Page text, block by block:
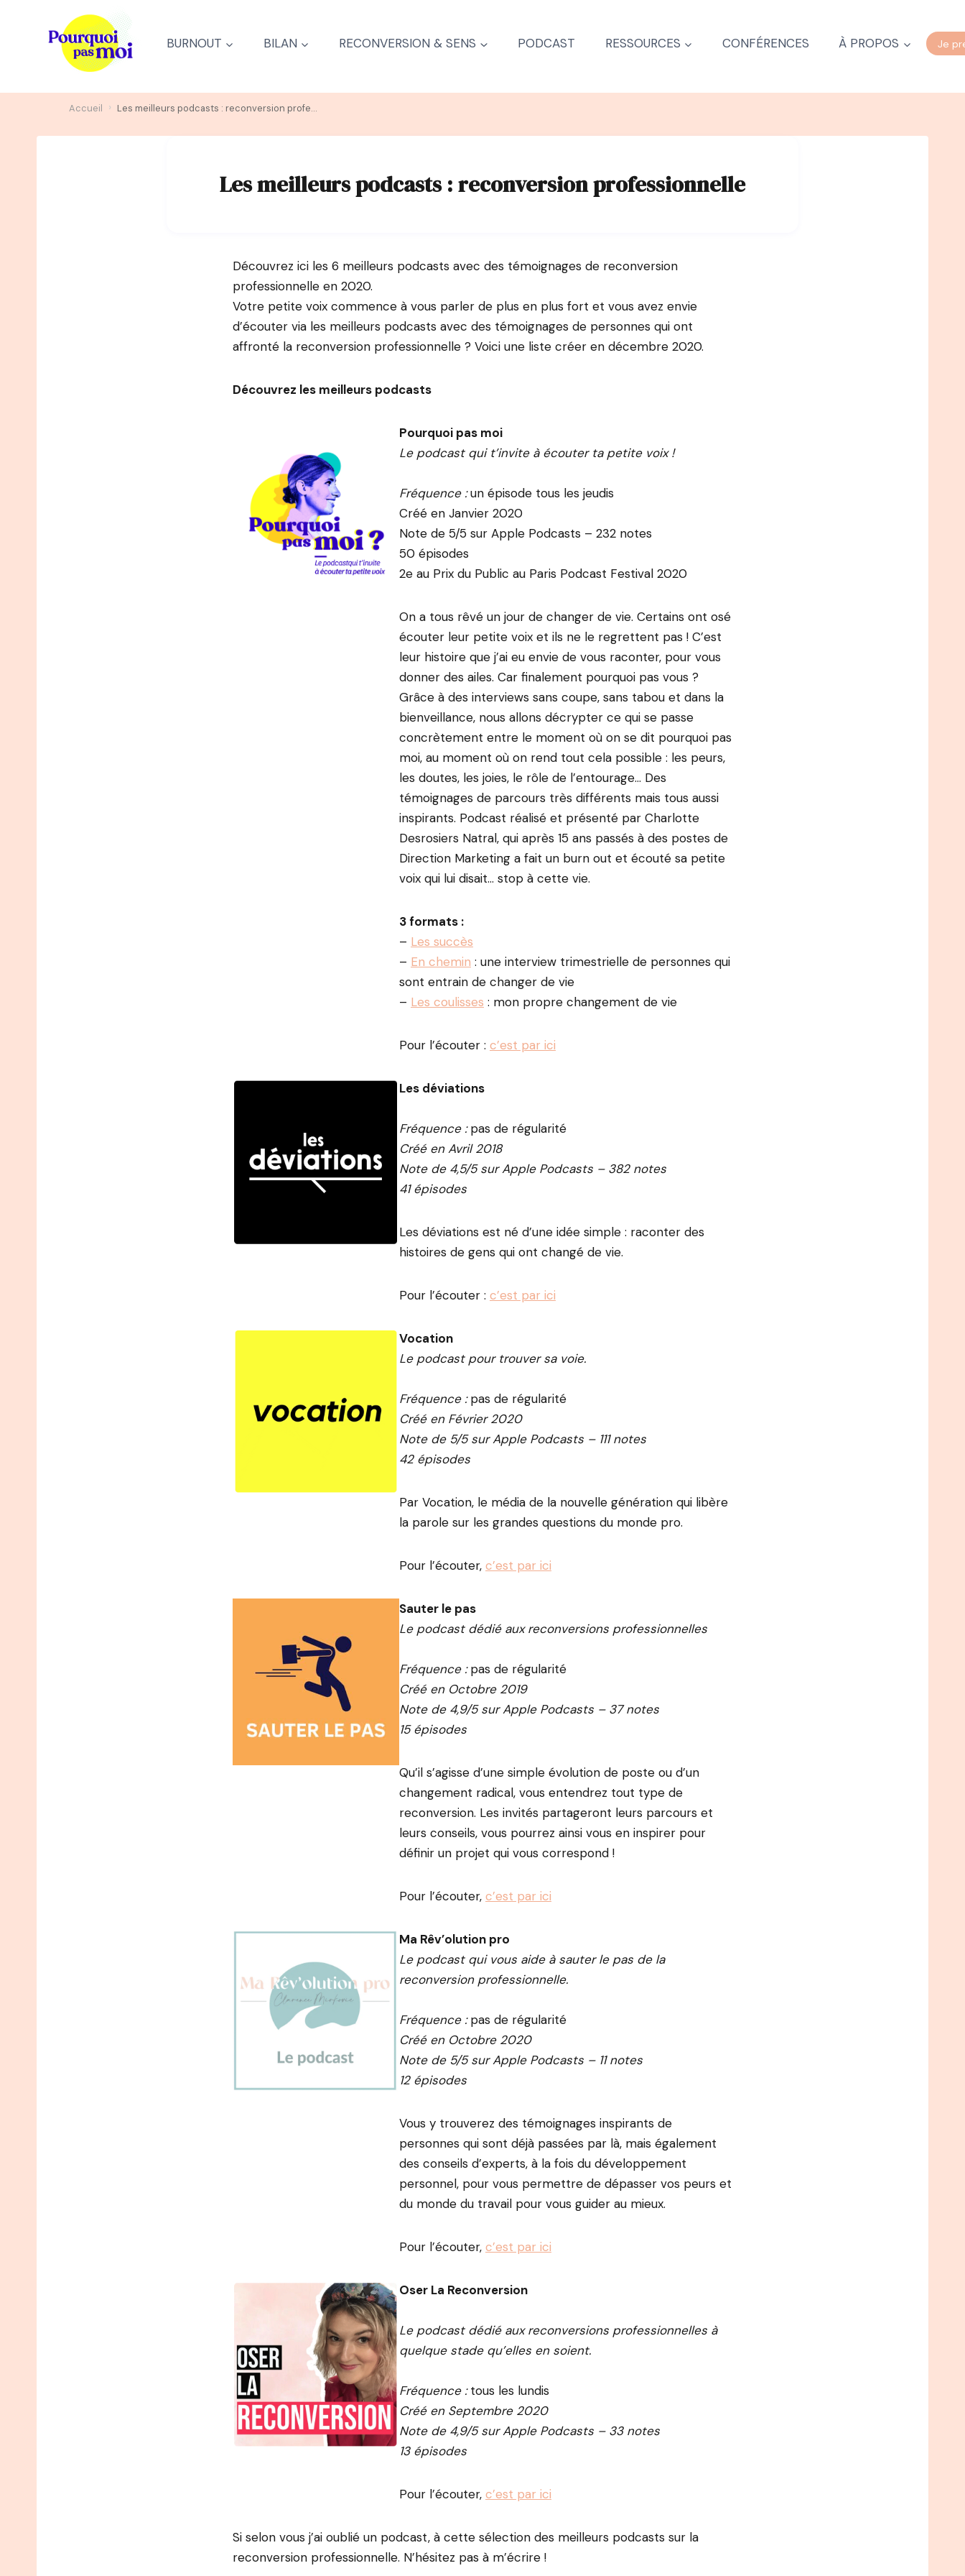
BURNOUT BILAN RECONVERSION & SENS PODCAST RESSOURCES CONFÉRENCES À PROPOS Je
Accueil › Les meilleurs podcasts : reconversion professionnelle
Les meilleurs podcasts : reconversion professionnelle
Découvrez ici les 6 meilleurs podcasts avec des témoignages de reconversion
professionnelle en 2020.
Votre petite voix commence à vous parler de plus en plus fort et vous avez envie
d’écouter via les meilleurs podcasts avec des témoignages de personnes qui ont
affronté la reconversion professionnelle ? Voici une liste créer en décembre 2020.
Découvrez les meilleurs podcasts
Pourquoi pas moi
Le podcast qui t’invite à écouter ta petite voix !
Fréquence :un épisode tous les jeudis
Créé en Janvier 2020
Note de 5/5 sur Apple Podcasts – 232 notes
50 épisodes
2e au Prix du Public au Paris Podcast Festival 2020
On a tous rêvé un jour de changer de vie. Certains ont osé
écouter leur petite voix et ils ne le regrettent pas ! C’est
leur histoire que j’ai eu envie de vous raconter, pour vous
donner des ailes. Car finalement pourquoi pas vous ?
Grâce à des interviews sans coupe, sans tabou et dans la
bienveillance, nous allons décrypter ce qui se passe
concrètement entre le moment où on se dit pourquoi pas
moi, au moment où on rend tout cela possible : les peurs,
les doutes, les joies, le rôle de l’entourage… Des
témoignages de parcours très différents mais tous aussi
inspirants. Podcast réalisé et présenté par Charlotte
Desrosiers Natral, qui après 15 ans passés à des postes de
Direction Marketing a fait un burn out et écouté sa petite
voix qui lui disait… stop à cette vie.
3 formats :
– Les succès
– En chemin : une interview trimestrielle de personnes qui
sont entrain de changer de vie
– Les coulisses : mon propre changement de vie
Pour l’écouter : c’est par ici
Les déviations
Fréquence :pas de régularité
Créé en Avril 2018
Note de 4,5/5 sur Apple Podcasts – 382 notes
41 épisodes
Les déviations est né d’une idée simple : raconter des
histoires de gens qui ont changé de vie.
Pour l’écouter : c’est par ici
Vocation
Le podcast pour trouver sa voie.
Fréquence :pas de régularité
Créé en Février 2020
Note de 5/5 sur Apple Podcasts – 111 notes
42 épisodes
Par Vocation, le média de la nouvelle génération qui libère
la parole sur les grandes questions du monde pro.
Pour l’écouter, c’est par ici
Sauter le pas
Le podcast dédié aux reconversions professionnelles
Fréquence :pas de régularité
Créé en Octobre 2019
Note de 4,9/5 sur Apple Podcasts – 37 notes
15 épisodes
Qu’il s’agisse d’une simple évolution de poste ou d’un
changement radical, vous entendrez tout type de
reconversion. Les invités partageront leurs parcours et
leurs conseils, vous pourrez ainsi vous en inspirer pour
définir un projet qui vous correspond !
Pour l’écouter, c’est par ici
Ma Rêv’olution pro
Le podcast qui vous aide à sauter le pas de la
reconversion professionnelle.
Fréquence :pas de régularité
Créé en Octobre 2020
Note de 5/5 sur Apple Podcasts – 11 notes
12 épisodes
Vous y trouverez des témoignages inspirants de
personnes qui sont déjà passées par là, mais également
des conseils d’experts, à la fois du développement
personnel, pour vous permettre de dépasser vos peurs et
du monde du travail pour vous guider au mieux.
Pour l’écouter, c’est par ici
Oser La Reconversion
Le podcast dédié aux reconversions professionnelles à
quelque stade qu’elles en soient.
Fréquence :tous les lundis
Créé en Septembre 2020
Note de 4,9/5 sur Apple Podcasts – 33 notes
13 épisodes
Pour l’écouter, c’est par ici
Si selon vous j’ai oublié un podcast, à cette sélection des meilleurs podcasts sur la
reconversion professionnelle. N’hésitez pas à m’écrire !